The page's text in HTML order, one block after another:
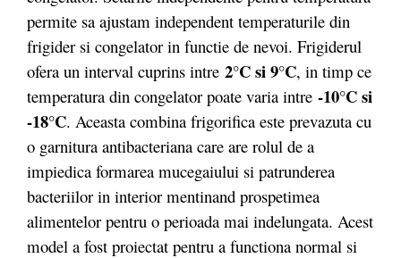
permite sa ajustam independent temperaturile din
frigider si congelator in functie de nevoi. Frigiderul
ofera un interval cuprins intre 2°C si 9°C, in timp ce
temperatura din congelator poate varia intre -10°C si
-18°C. Aceasta combina frigorifica este prevazuta cu
o garnitura antibacteriana care are rolul de a
impiedica formarea mucegaiului si patrunderea
bacteriilor in interior mentinand prospetimea
alimentelor pentru o perioada mai indelungata. Acest
model a fost proiectat pentru a functiona normal si